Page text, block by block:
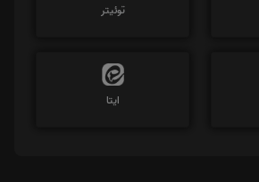
توئیتر
ایتا